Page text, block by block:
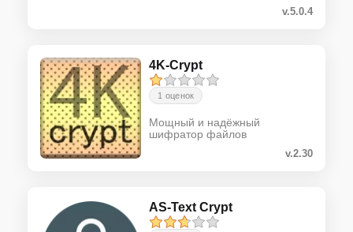
v.5.0.4
4K-Crypt
1 оценок
Мощный и надёжный
шифратор файлов
v.2.30
AS-Text Crypt